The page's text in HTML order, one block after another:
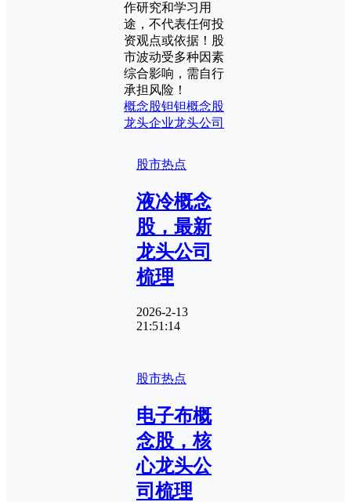
作研究和学习用
途，不代表任何投
资观点或依据！股
市波动受多种因素
综合影响，需自行
承担风险！
概念股钽钽概念股
龙头企业龙头公司
股市热点
液冷概念
股，最新
龙头公司
梳理
2026-2-13
21:51:14
股市热点
电子布概
念股，核
心龙头公
司梳理